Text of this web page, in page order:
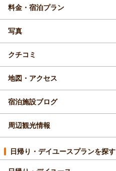
料金・宿泊プラン
写真
クチコミ
地図・アクセス
宿泊施設ブログ
周辺観光情報
日帰り・デイユースプランを探す